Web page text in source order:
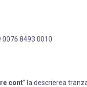
0076 8493 0010
cont” la descrierea